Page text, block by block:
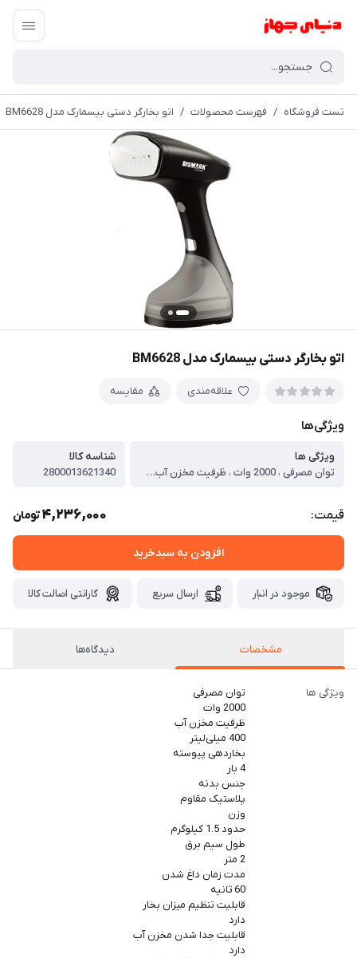
تست فروشگاه / فهرست محصولات / اتو بخارگر دستی بیسمارک مدل BM6628
اتو بخارگر دستی بیسمارک مدل BM6628
علاقه‌مندی مقایسه
ویژگی‌ها
ویژگی ها
توان مصرفی ، 2000 وات ، ظرفیت مخزن آب ، 400 میلی‌لیتر ، بخاردهی پیوسته ، 4 بار ، جنس بدنه ، پلاستیک مقاوم ، وزن ، حدود 1.5 کیلوگرم ، طول سیم برق ، 2 متر ، مدت زمان داغ شدن ، 60 ثانیه ، قابلیت تنظیم میزان بخار ، دارد ، قابلیت جدا شدن مخزن آب ، دارد ، قابلیت اسپری کردن آب ، دارد ، قابلیت اضافه کردن آب در حین استفاده ، بله ، قابلیت تنظیم ارتفاع ، ندارد ، مناسب برای همه پارچه ها ، بله ، هشدار خالی بودن مخزن ، بله ، خاموش شدن خودکار ، دارد ، آویز مخصوص لباس ، ندارد ، نمایشگر ، ندارد ، سیستم رسوب زدایی ، دارد
شناسه کالا
2800013621340
قیمت: 4,236,000تومان
افزودن به سبدخرید
موجود در انبار ارسال سریع گارانتی اصالت کالا
مشخصات دیدگاه‌ها
ویژگی ها
توان مصرفی
2000 وات
ظرفیت مخزن آب
400 میلی‌لیتر
بخاردهی پیوسته
4 بار
جنس بدنه
پلاستیک مقاوم
وزن
حدود 1.5 کیلوگرم
طول سیم برق
2 متر
مدت زمان داغ شدن
60 ثانیه
قابلیت تنظیم میزان بخار
دارد
قابلیت جدا شدن مخزن آب
دارد